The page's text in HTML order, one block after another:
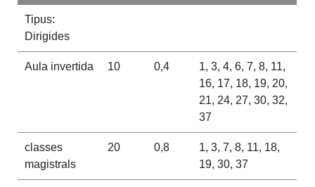
Tipus:
Dirigides
Aula invertida 10 0,4
1, 3, 4, 6, 7, 8, 11,
16, 17, 18, 19, 20,
21, 24, 27, 30, 32,
37
classes
magistrals
20 0,8
1, 3, 7, 8, 11, 18,
19, 30, 37